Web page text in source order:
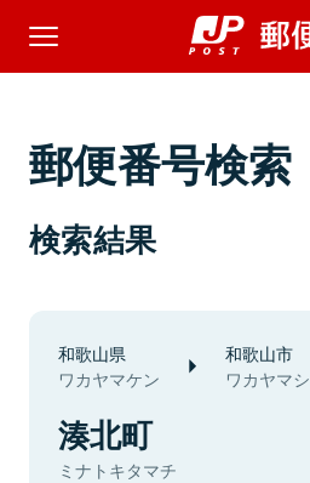
郵便番号検索
検索結果
和歌山県
ワカヤマケン
和歌山市
ワカヤマシ
湊北町
ミナトキタマチ